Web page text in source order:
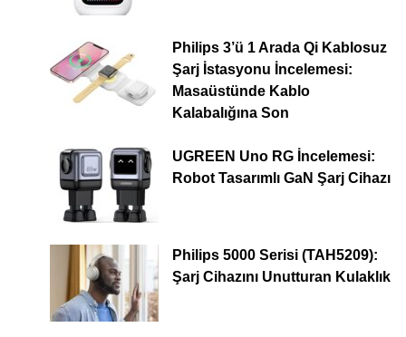
Philips 3’ü 1 Arada Qi Kablosuz
Şarj İstasyonu İncelemesi:
Masaüstünde Kablo
Kalabalığına Son
UGREEN Uno RG İncelemesi:
Robot Tasarımlı GaN Şarj Cihazı
Philips 5000 Serisi (TAH5209):
Şarj Cihazını Unutturan Kulaklık